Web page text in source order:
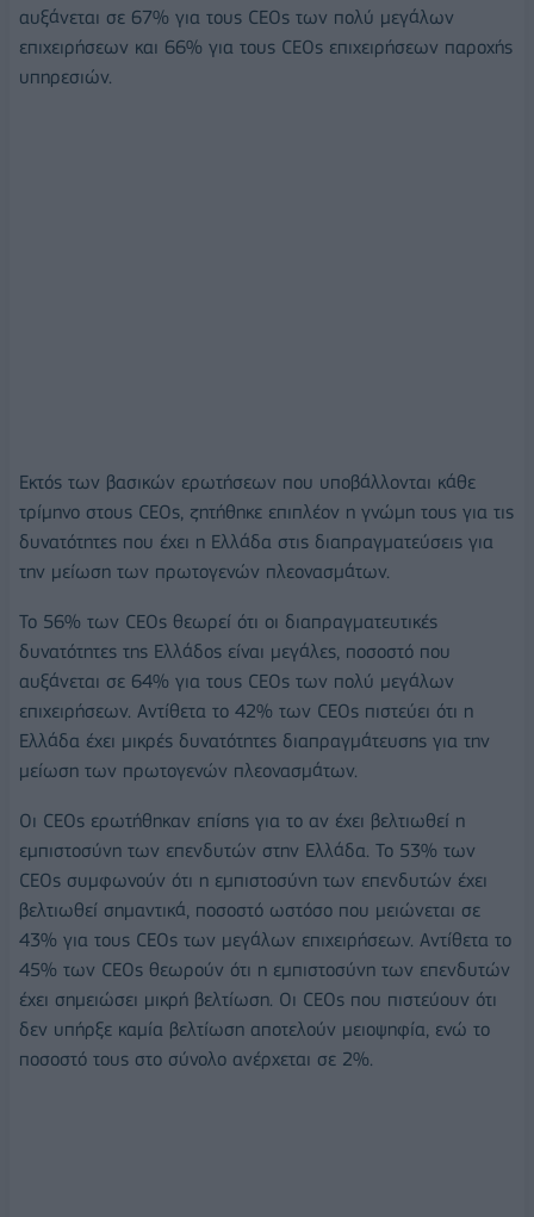
αυξάνεται σε 67% για τους CEOs των πολύ μεγάλων
επιχειρήσεων και 66% για τους CEOs επιχειρήσεων παροχής
υπηρεσιών.
Εκτός των βασικών ερωτήσεων που υποβάλλονται κάθε
τρίμηνο στους CEOs, ζητήθηκε επιπλέον η γνώμη τους για τις
δυνατότητες που έχει η Ελλάδα στις διαπραγματεύσεις για
την μείωση των πρωτογενών πλεονασμάτων.
Το 56% των CEOs θεωρεί ότι οι διαπραγματευτικές
δυνατότητες της Ελλάδος είναι μεγάλες, ποσοστό που
αυξάνεται σε 64% για τους CEOs των πολύ μεγάλων
επιχειρήσεων. Αντίθετα το 42% των CEOs πιστεύει ότι η
Ελλάδα έχει μικρές δυνατότητες διαπραγμάτευσης για την
μείωση των πρωτογενών πλεονασμάτων.
Οι CEOs ερωτήθηκαν επίσης για το αν έχει βελτιωθεί η
εμπιστοσύνη των επενδυτών στην Ελλάδα. Το 53% των
CEOs συμφωνούν ότι η εμπιστοσύνη των επενδυτών έχει
βελτιωθεί σημαντικά, ποσοστό ωστόσο που μειώνεται σε
43% για τους CEOs των μεγάλων επιχειρήσεων. Αντίθετα το
45% των CEOs θεωρούν ότι η εμπιστοσύνη των επενδυτών
έχει σημειώσει μικρή βελτίωση. Οι CEOs που πιστεύουν ότι
δεν υπήρξε καμία βελτίωση αποτελούν μειοψηφία, ενώ το
ποσοστό τους στο σύνολο ανέρχεται σε 2%.